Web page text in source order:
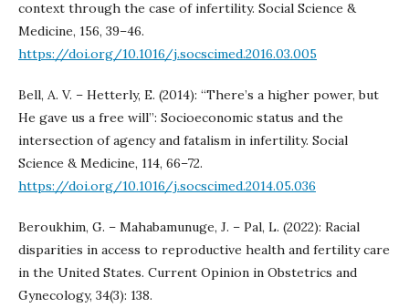
context through the case of infertility. Social Science &
Medicine, 156, 39–46.
https://doi.org/10.1016/j.socscimed.2016.03.005
Bell, A. V. – Hetterly, E. (2014): “There’s a higher power, but
He gave us a free will”: Socioeconomic status and the
intersection of agency and fatalism in infertility. Social
Science & Medicine, 114, 66–72.
https://doi.org/10.1016/j.socscimed.2014.05.036
Beroukhim, G. – Mahabamunuge, J. – Pal, L. (2022): Racial
disparities in access to reproductive health and fertility care
in the United States. Current Opinion in Obstetrics and
Gynecology, 34(3): 138.